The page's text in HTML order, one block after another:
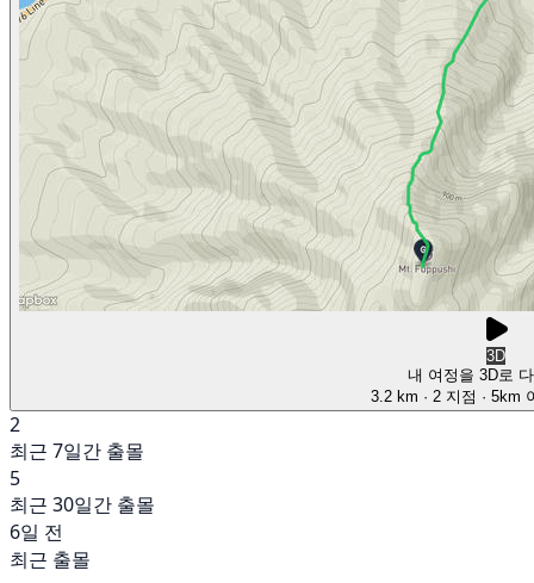
3D
내 여정을 3D로
3.2 km · 2 지점 · 5km
2
최근 7일간 출몰
5
최근 30일간 출몰
6일 전
최근 출몰